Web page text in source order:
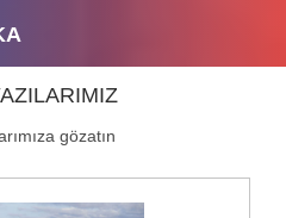
gözatın